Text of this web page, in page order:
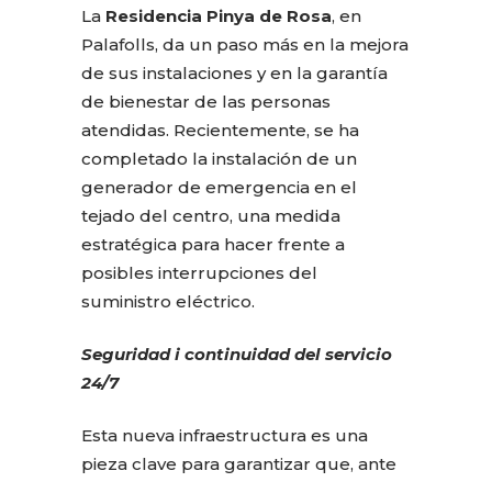
La Residencia Pinya de Rosa, en
Palafolls, da un paso más en la mejora
de sus instalaciones y en la garantía
de bienestar de las personas
atendidas. Recientemente, se ha
completado la instalación de un
generador de emergencia en el
tejado del centro, una medida
estratégica para hacer frente a
posibles interrupciones del
suministro eléctrico.
Seguridad i continuidad del servicio
24/7
Esta nueva infraestructura es una
pieza clave para garantizar que, ante